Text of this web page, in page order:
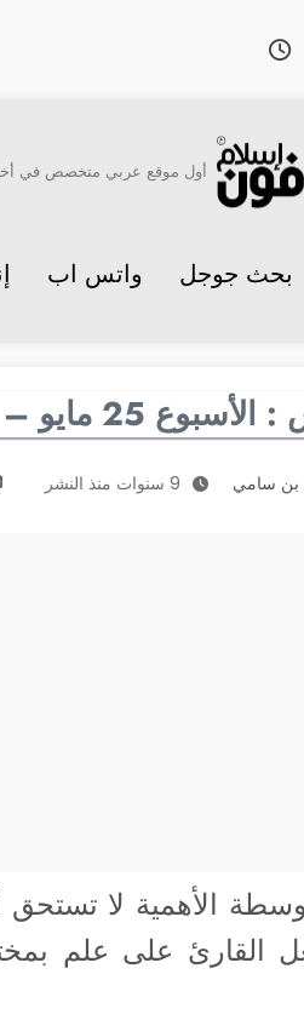
أول موقع عربي متخصص في أخبار
بحث جوجل واتس اب
مايو – 1 يونيو
بن سامي 9 سنوات منذ النشر
الأهمية لا
القارئ على علم